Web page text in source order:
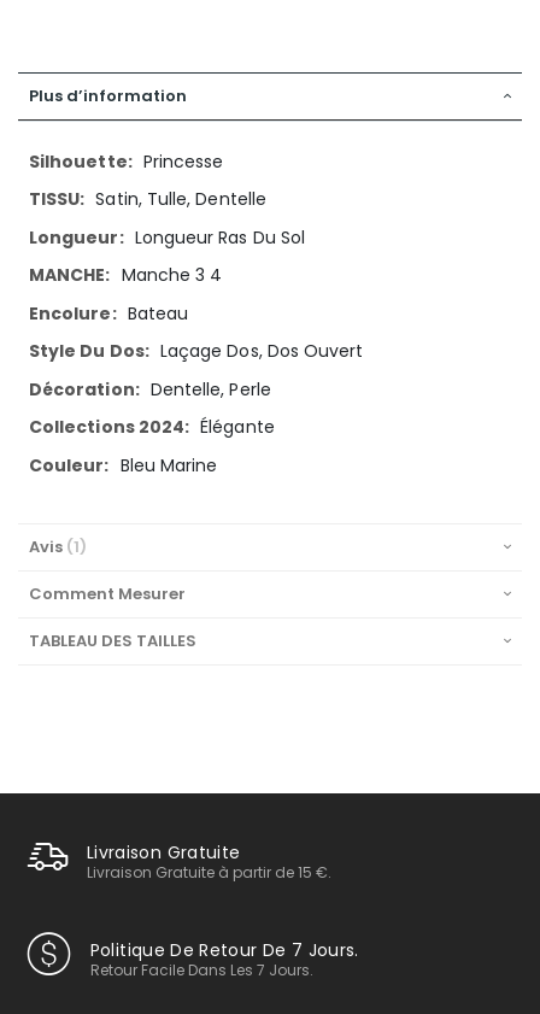
Plus d’information
Plus
d’information
Princesse
Satin, Tulle, Dentelle
Longueur Ras Du Sol
Manche 3 4
Bateau
Laçage Dos, Dos Ouvert
Dentelle, Perle
Élégante
Bleu Marine
Avis 1
Comment Mesurer
TABLEAU DES TAILLES
Livraison Gratuite
Livraison Gratuite à partir de 15 €.
Politique De Retour De 7 Jours.
Retour Facile Dans Les 7 Jours.